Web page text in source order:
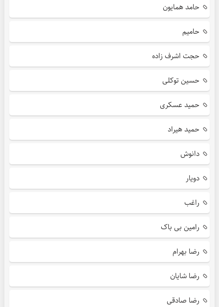
حامد همایون
حامیم
حجت اشرف زاده
حسین توکلی
حمید عسکری
حمید هیراد
دانوش
دویار
راغب
رامین بی باک
رضا بهرام
رضا شایان
رضا صادقی